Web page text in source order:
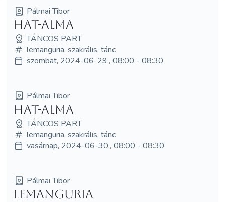
Pálmai Tibor
Hat-alma
TÁNCOS PART
lemanguria, szakrális, tánc
szombat, 2024-06-29., 08:00 - 08:30
Pálmai Tibor
Hat-alma
TÁNCOS PART
lemanguria, szakrális, tánc
vasárnap, 2024-06-30., 08:00 - 08:30
Pálmai Tibor
LEMangURIA